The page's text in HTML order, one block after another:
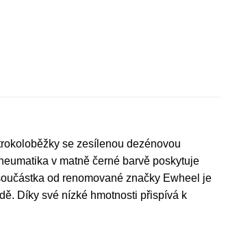
se zesílenou dezénovou
v matně černé barvě poskytuje
od renomované značky Ewheel je
Díky své nízké hmotnosti přispívá k